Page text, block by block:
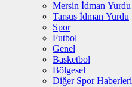
Mersin İdman Yurdu
Tarsus İdman Yurdu
Spor
Futbol
Genel
Basketbol
Bölgesel
Diğer Spor Haberleri